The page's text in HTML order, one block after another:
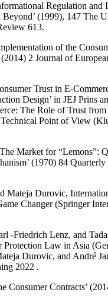
Regulation and
Beyond’ (1999), 147 The
613.
of the
2 Journal of
Trust in E-
Design’ in JEJ Prins
The Role of Trust from
Point of View
Market for “Lemons”:
(1970) 84
Mateja Durovic,
Changer (Springer
-Friedrich Lenz, and
Protection Law in Asia
Durovic, and André
2022 .
Consumer Contracts’